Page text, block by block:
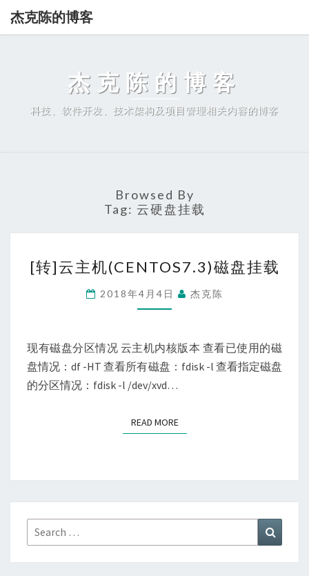
杰克陈的博客
杰克陈的博客
科技、软件开发、技术架构及项目管理相关内容的博客
Browsed By
Tag: 云硬盘挂载
云
主
机
磁
盘
挂
[转]云主机(CENTOS7.3)磁盘挂载
2018年4月4日 杰克陈
现有磁盘分区情况 云主机内核版本 查看已使用的磁
盘情况：df -HT 查看所有磁盘：fdisk -l 查看指定磁盘
的分区情况：fdisk -l /dev/xvd…
READ MOREREAD MORE
Search
for: